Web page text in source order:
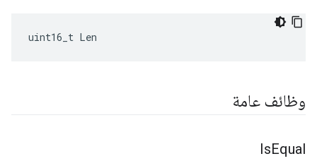
uint16_t Len
وظائف عامة
IsEqual